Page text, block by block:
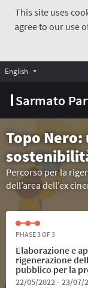
This site uses
agree to our use
Sarmato
English Choose language
Topo
Percorso per la
dell’area dell’ex
PHASE 3 OF 3
Elaborazione e
rigenerazione
pubblico per la
22/05/2022 - 23/07/